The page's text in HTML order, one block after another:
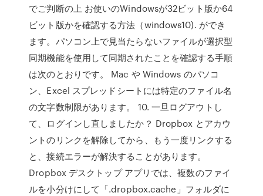
でご判断の上 お使いのWindowsが32ビット版か64
ビット版かを確認する方法（windows10). ができ
ます。パソコン上で見当たらないファイルが選択型
同期機能を使用して同期されたことを確認する手順
は次のとおりです。 Mac や Windows のパソコ
ン、Excel スプレッドシートには特定のファイル名
の文字数制限があります。 10. 一旦ログアウトし
て、ログインし直しましたか？ Dropbox とアカウ
ントのリンクを解除してから、もう一度リンクする
と、接続エラーが解決することがあります。
Dropbox デスクトップ アプリでは、複数のファイ
ルを小分けにして「.dropbox.cache」フォルダに